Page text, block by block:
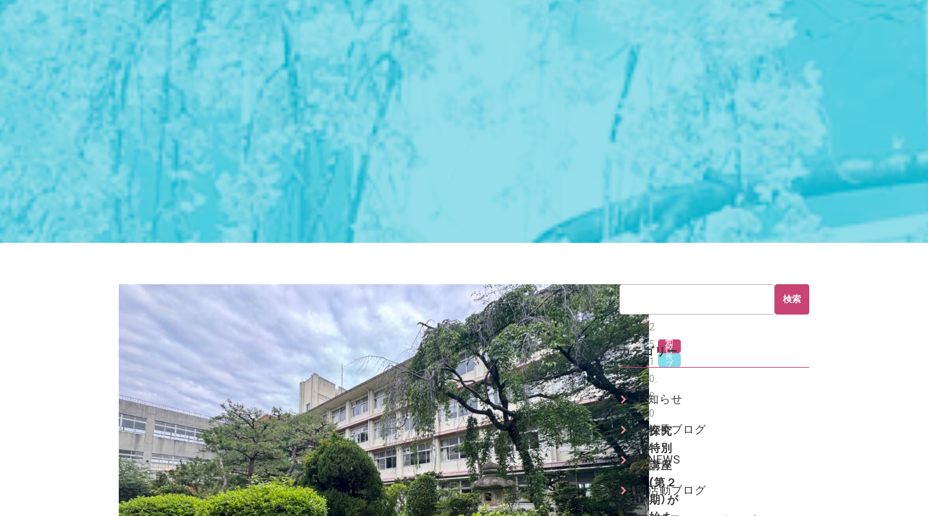
2
5.
1
0.
3
0
知
ら
せ
学
校
長
ブ
探究
特別
講座
(第２
期）が
検索
カテゴリー
お知らせ
学校長ブログ
桜NEWS
部活動ブログ